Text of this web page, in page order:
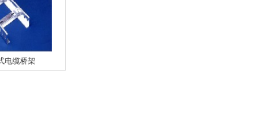
电缆桥架